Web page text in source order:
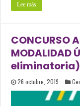
Lee más
CONCURSO
MODALIDAD
eliminatoria)
26 octubre, 2019